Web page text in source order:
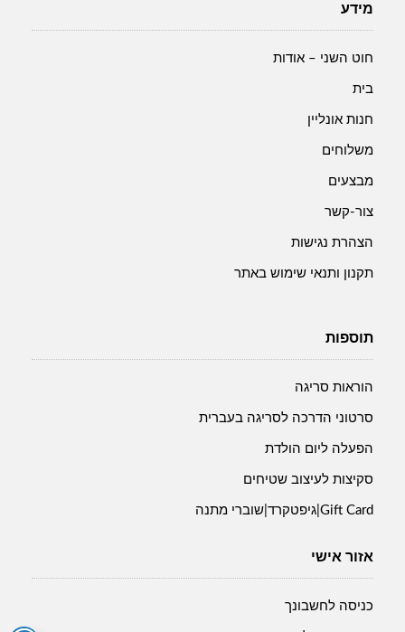
מידע
חוט השני – אודות
בית
חנות אונליין
משלוחים
מבצעים
צור-קשר
הצהרת נגישות
תקנון ותנאי שימוש באתר
תוספות
הוראות סריגה
סרטוני הדרכה לסריגה בעברית
הפעלה ליום הולדת
סקיצות לעיצוב שטיחים
Gift Card|גיפטקרד|שוברי מתנה
אזור אישי
כניסה לחשבונך